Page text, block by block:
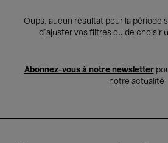
Oups, aucun résultat pour la période
d’ajuster vos filtres ou de choisir
Abonnez-vous à notre newsletter
notre actualité